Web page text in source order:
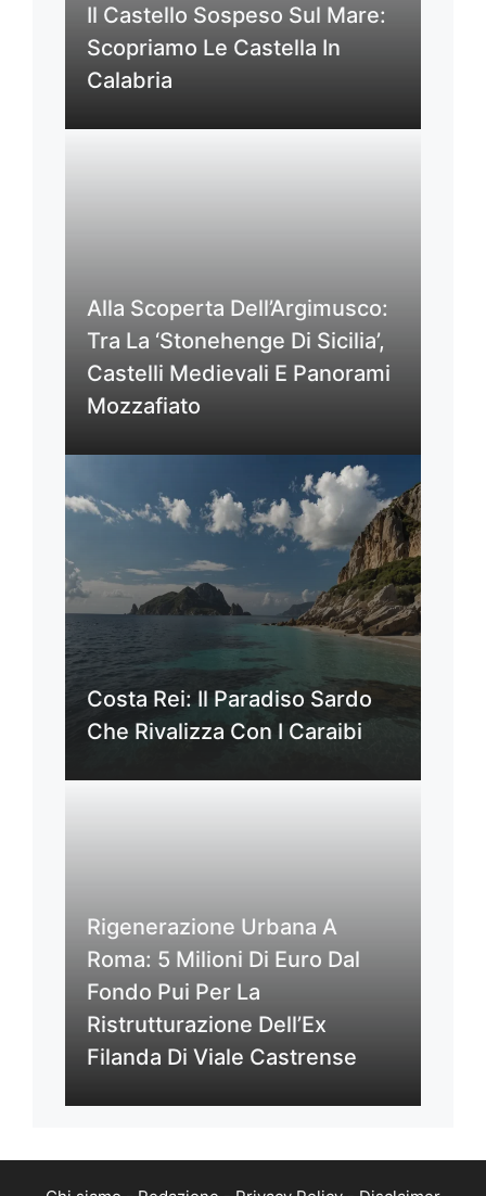
Il Castello Sospeso Sul Mare:
Scopriamo Le Castella In
Calabria
Alla Scoperta Dell’Argimusco:
Tra La ‘Stonehenge Di Sicilia’,
Castelli Medievali E Panorami
Mozzafiato
Costa Rei: Il Paradiso Sardo
Che Rivalizza Con I Caraibi
Rigenerazione Urbana A
Roma: 5 Milioni Di Euro Dal
Fondo Pui Per La
Ristrutturazione Dell’Ex
Filanda Di Viale Castrense